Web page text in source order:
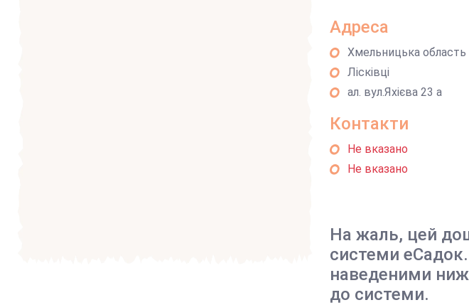
Адреса
Хмельницька область
Лісківці
ал. вул.Яхієва 23 а
Контакти
Не вказано
Не вказано
На жаль, цей
системи
наведеними
до системи.